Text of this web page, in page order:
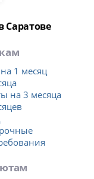
Саратове
1 месяц
на 3 месяца